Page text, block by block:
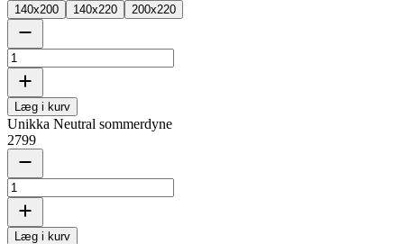
140x200 140x220 200x220
Læg i kurv
Unikka Neutral sommerdyne
2799
Læg i kurv